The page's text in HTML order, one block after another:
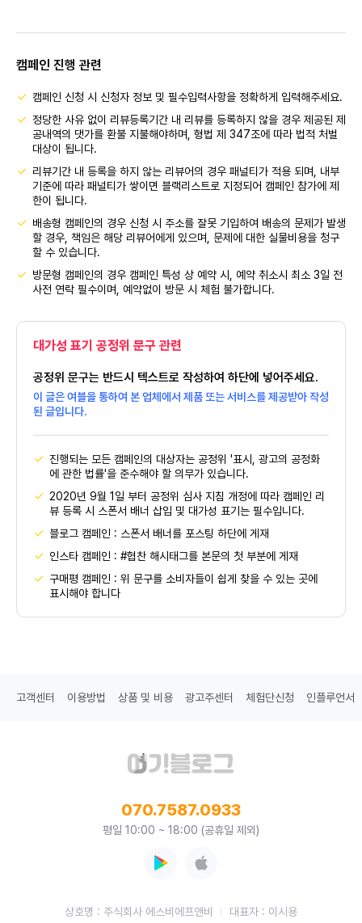
캠페인 진행 관련
캠페인 신청 시 신청자 정보 및 필수입력사항을 정확하게 입력해주세요.
정당한 사유 없이 리뷰등록기간 내 리뷰를 등록하지 않을 경우 제공된 제
공내역의 댓가를 환불 지불해야하며, 형법 제 347조에 따라 법적 처벌
대상이 됩니다.
리뷰기간 내 등록을 하지 않는 리뷰어의 경우 패널티가 적용 되며, 내부
기준에 따라 패널티가 쌓이면 블랙리스트로 지정되어 캠페인 참가에 제
한이 됩니다.
배송형 캠페인의 경우 신청 시 주소를 잘못 기입하여 배송의 문제가 발생
할 경우, 책임은 해당 리뷰어에게 있으며, 문제에 대한 실물비용을 청구
할 수 있습니다.
방문형 캠페인의 경우 캠페인 특성 상 예약 시, 예약 취소시 최소 3일 전
사전 연락 필수이며, 예약없이 방문 시 체험 불가합니다.
대가성 표기 공정위 문구 관련
공정위 문구는 반드시 텍스트로 작성하여 하단에 넣어주세요.
이 글은 여블을 통하여 본 업체에서 제품 또는 서비스를 제공받아 작성
된 글입니다.
진행되는 모든 캠페인의 대상자는 공정위 '표시, 광고의 공정화
에 관한 법률'을 준수해야 할 의무가 있습니다.
2020년 9월 1일 부터 공정위 심사 지침 개정에 따라 캠페인 리
뷰 등록 시 스폰서 배너 삽입 및 대가성 표기는 필수입니다.
블로그 캠페인 : 스폰서 배너를 포스팅 하단에 게재
인스타 캠페인 : #협찬 해시태그를 본문의 첫 부분에 게재
구매평 캠페인 : 위 문구를 소비자들이 쉽게 찾을 수 있는 곳에
표시해야 합니다
고객센터 이용방법 상품 및 비용 광고주센터 체험단신청 인플루언서
070.7587.0933
평일 10:00 ~ 18:00 (공휴일 제외)
상호명 : 주식회사 에스비에프앤비
대표자 : 이시용